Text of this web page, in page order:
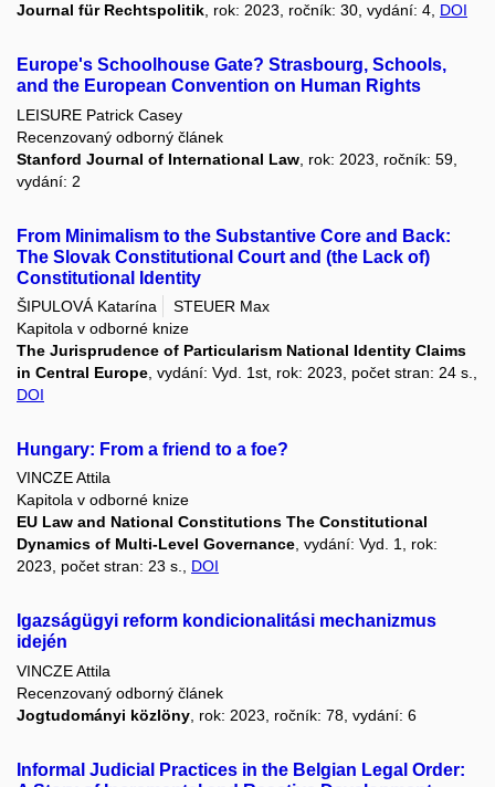
Journal für Rechtspolitik, rok: 2023, ročník: 30, vydání: 4, DOI
Europe's Schoolhouse Gate? Strasbourg, Schools,
and the European Convention on Human Rights
LEISURE Patrick Casey
Recenzovaný odborný článek
Stanford Journal of International Law , rok: 2023, ročník: 59,
vydání: 2
From Minimalism to the Substantive Core and Back:
The Slovak Constitutional Court and (the Lack of)
Constitutional Identity
ŠIPULOVÁ Katarína
STEUER Max
Kapitola v odborné knize
The Jurisprudence of Particularism National Identity Claims
in Central Europe , vydání: Vyd. 1st, rok: 2023, počet stran: 24 s.,
DOI
Hungary: From a friend to a foe?
VINCZE Attila
Kapitola v odborné knize
EU Law and National Constitutions The Constitutional
Dynamics of Multi-Level Governance, vydání: Vyd. 1, rok:
2023, počet stran: 23 s., DOI
Igazságügyi reform kondicionalitási mechanizmus
idején
VINCZE Attila
Recenzovaný odborný článek
Jogtudományi közlöny , rok: 2023, ročník: 78, vydání: 6
Informal Judicial Practices in the Belgian Legal Order: